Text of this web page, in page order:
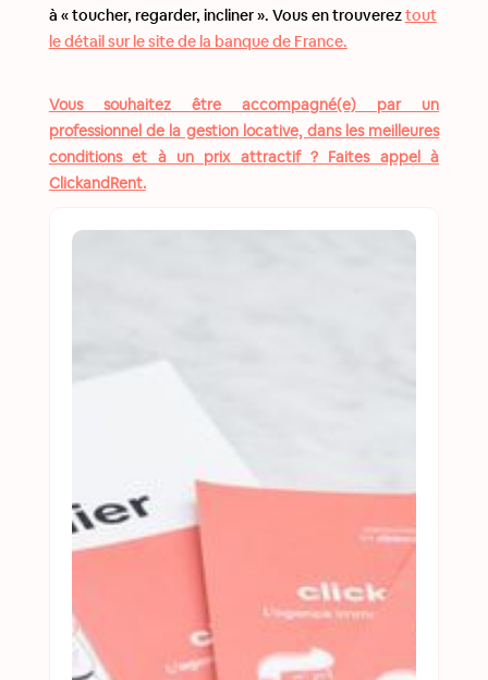
à « toucher, regarder, incliner ». Vous en trouvereztout
le détail sur le site de la banque de France.
Vous souhaitez être accompagné(e) par un
professionnel de la gestion locative, dans les meilleures
conditions et à un prix attractif ? Faites appel à
ClickandRent.